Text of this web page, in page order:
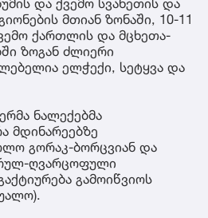
მთიან ზონაში, 10-11
ქართლის და მცხეთა-
ზოგან ძლიერი
ელჭექი, სეტყვა და
ნალექებმა
მდინარეებზე
გორაკ-ბორცვიან და
ღვარცოფული
გამოიწვიოს